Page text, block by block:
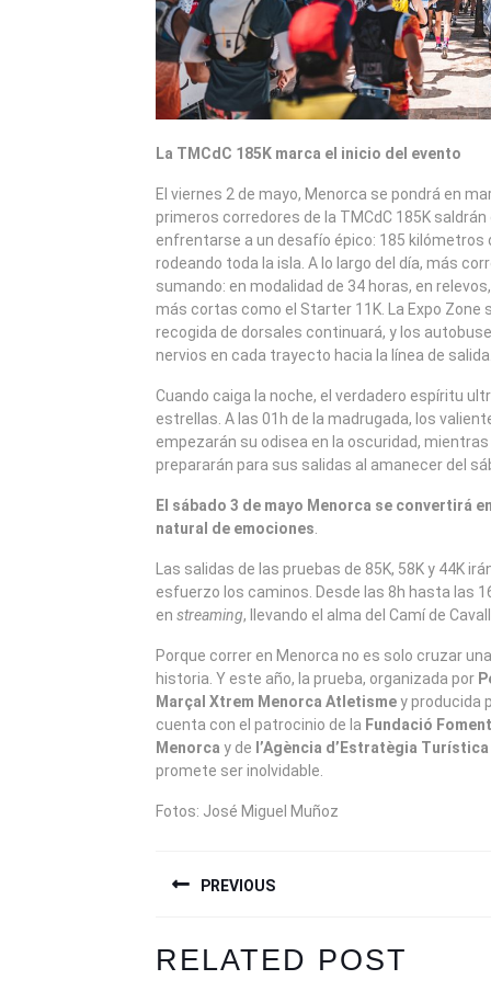
La TMCdC 185K marca el inicio del evento
El viernes 2 de mayo, Menorca se pondrá en
primeros corredores de la TMCdC 185K
enfrentarse a un desafío épico: 185 kilómetros
rodeando toda la isla. A lo largo del día, más
sumando: en modalidad de 34 horas, en
más cortas como el Starter 11K. La Expo Zone
recogida de dorsales continuará, y los
nervios en cada trayecto hacia la línea de
Cuando caiga la noche, el verdadero espíritu
estrellas. A las 01h de la madrugada, los
empezarán su odisea en la oscuridad,
prepararán para sus salidas al amanecer del
El sábado 3 de mayo Menorca se convertirá
natural de emociones
Las salidas de las pruebas de 85K, 58K y 44K
esfuerzo los caminos. Desde las 8h hasta las
en streaming, llevando el alma del Camí de
Porque correr en Menorca no es solo cruzar
historia. Y este año, la prueba, organizada por
Marçal Xtrem Menorca Atletismey producida
cuenta con el patrocinio de la Fundació
Menorca y de l’Agència d’Estratègia
promete ser inolvidable.
Fotos: José Miguel Muñoz
DE
ENTRADAS
PREVIOUS
post:
RELATED POST